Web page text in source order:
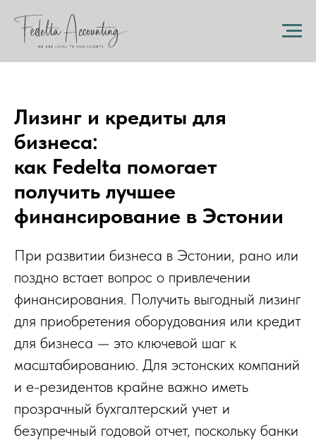
Лизинг и кредиты для
бизнеса:
как Fedelta помогает
получить лучшее
финансирование в Эстонии
При развитии бизнеса в Эстонии, рано или
поздно встает вопрос о привлечении
финансирования. Получить выгодный лизинг
для приобретения оборудования или кредит
для бизнеса — это ключевой шаг к
масштабированию. Для эстонских компаний
и e-резидентов крайне важно иметь
прозрачный бухгалтерский учет и
безупречный годовой отчет, поскольку банки